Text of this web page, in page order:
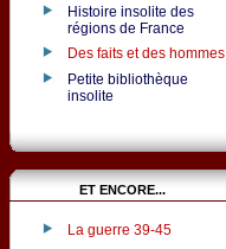
Histoire insolite des
régions de France
Des faits et des hommes
Petite bibliothèque
insolite
ET ENCORE...
La guerre 39-45